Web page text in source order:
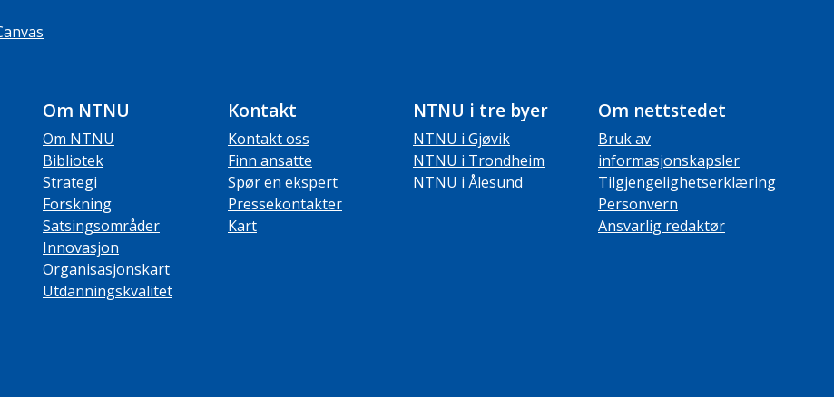
Om NTNU
Om NTNU
Bibliotek
Strategi
Forskning
Satsingsområder
Innovasjon
Organisasjonskart
Utdanningskvalitet
Kontakt
Kontakt oss
Finn ansatte
Spør en ekspert
Pressekontakter
Kart
NTNU i tre byer
NTNU i Gjøvik
NTNU i Trondheim
NTNU i Ålesund
Om nettstedet
Bruk av
informasjonskapsler
Tilgjengelighetserklæring
Personvern
Ansvarlig redaktør